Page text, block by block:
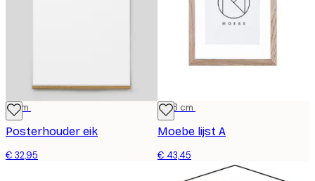
71 cm
Posterhouder eik
€ 32,95
13x18 cm
Moebe lijst A
€ 43,45